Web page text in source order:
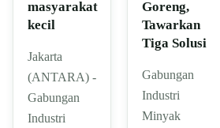
masyarakat
kecil
Jakarta
(ANTARA) -
Gabungan
Industri
Goreng,
Tawarkan
Tiga Solusi
Gabungan
Industri
Minyak